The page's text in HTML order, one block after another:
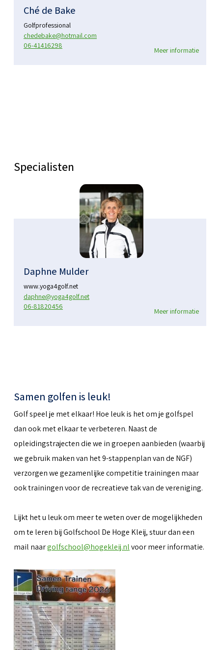
Ché de Bake
Golfprofessional
chedebake@hotmail.com
06-41416298
Meer informatie
Specialisten
Daphne Mulder
www.yoga4golf.net
daphne@yoga4golf.net
06-81820456
Meer informatie
Samen golfen is leuk!
Golf speel je met elkaar! Hoe leuk is het om je golfspel
dan ook met elkaar te verbeteren. Naast de
opleidingstrajecten die we in groepen aanbieden (waarbij
we gebruik maken van het 9-stappenplan van de NGF)
verzorgen we gezamenlijke competitie trainingen maar
ook trainingen voor de recreatieve tak van de vereniging.
Lijkt het u leuk om meer te weten over de mogelijkheden
om te leren bij Golfschool De Hoge Kleij, stuur dan een
mail naargolfschool@hogekleij.nlvoor meer informatie.